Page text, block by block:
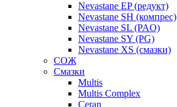
Nevastane EP (редукт)
Nevastane SH (компрес)
Nevastane SL (PAO)
Nevastane SY (PG)
Nevastane XS (смазки)
СОЖ
Смазки
Multis
Multis Complex
Ceran